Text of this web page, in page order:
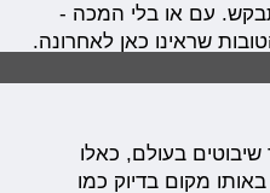
עם או בלי המכה -
שראינו כאן לאחרונה.
בעולם, כאלו
מקום בדיוק כמו